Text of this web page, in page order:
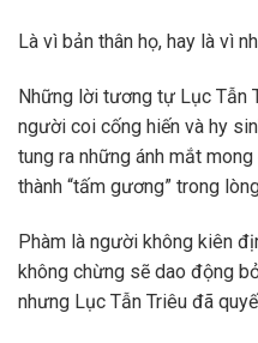
Là vì bản thân họ, hay là vì
Những lời tương tự Lục Tẫn
người coi cống hiến và hy
tung ra những ánh mắt
thành “tấm gương” trong
Phàm là người không kiên
không chừng sẽ dao động
nhưng Lục Tẫn Triêu đã